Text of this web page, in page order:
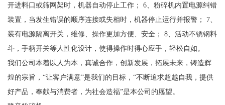
开进料口或筛网架时，机器自动停止工作； 6、粉碎机内置电源纠错
装置，当发生错误的顺序连接或失相时，机器停止运行并报警； 7、
装有电源隔离开关，维修、操作更加方便、安全； 8、活动不锈钢料
斗，手柄开关等人性化设计，使得操作时得心应手，轻松自如。
我们公司本着以人为本，真诚合作，创新发展，拓展未来，铸造辉
煌的宗旨，“让客户满意”是我们的目标，“不断追求超越自我，提供
好产品，奉献与消费者，为社会造福”是本公司的愿望。